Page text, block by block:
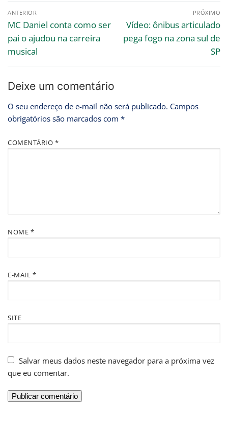
ANTERIOR
MC Daniel conta como ser
pai o ajudou na carreira
musical
PRÓXIMO
Vídeo: ônibus articulado
pega fogo na zona sul de
SP
Deixe um comentário
O seu endereço de e-mail não será publicado. Campos
obrigatórios são marcados com *
COMENTÁRIO *
NOME *
E-MAIL *
SITE
Salvar meus dados neste navegador para a próxima vez
que eu comentar.